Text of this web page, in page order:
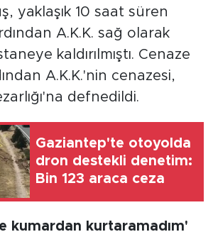
yaklaşık 10 saat süren
A.K.K. sağ olarak
kaldırılmıştı. Cenaze
A.K.K.'nin cenazesi,
defnedildi.
Gaziantep'te otoyolda
dron destekli denetim:
Bin 123 araca ceza
kumardan kurtaramadım'